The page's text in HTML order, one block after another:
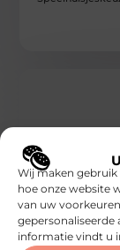
Wij maken
hoe onze website
van uw
gepersonaliseerde
informatie vindt u
De
Het is zo ver.
nieuwe stap